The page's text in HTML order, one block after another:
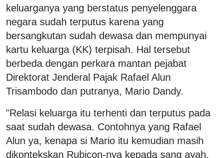
keluarganya yang berstatus penyelenggara
negara sudah terputus karena yang
bersangkutan sudah dewasa dan mempunyai
kartu keluarga (KK) terpisah. Hal tersebut
berbeda dengan perkara mantan pejabat
Direktorat Jenderal Pajak Rafael Alun
Trisambodo dan putranya, Mario Dandy.
"Relasi keluarga itu terhenti dan terputus pada
saat sudah dewasa. Contohnya yang Rafael
Alun ya, kenapa si Mario itu kemudian masih
dikontekskan Rubicon-nya kepada sang ayah,